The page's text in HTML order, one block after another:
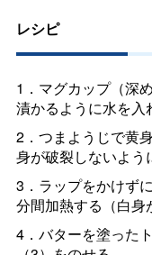
レシピ
1．マグカップ（深
漬かるように水を入
2．つまようじで黄
身が破裂しないよう
3．ラップをかけず
分間加熱する（白身
4．バターを塗った